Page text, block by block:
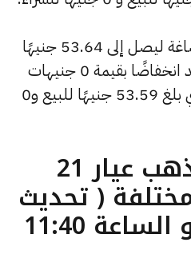
كما انخفض سعر دولار الصاغة ليصل إلى 53.64 جنيهًا
للبيع و0 جنيهًا للشراء، بعد انخفاضًا بقيمة 0 جنيهات
مقارنة بالسعر السابق الذي بلغ 53.59 جنيهًا للبيع و0
ما هو سعر الذهب عيار 21
( تحديث
الثلاثاء 19 مايو الساعة 11:40